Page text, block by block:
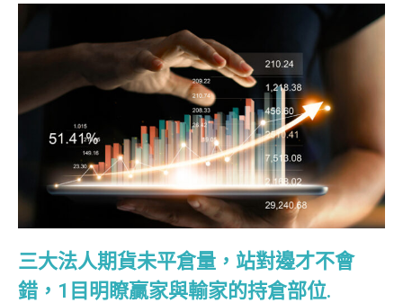
三大法人期貨未平倉量，站對邊才不會
錯，1目明瞭贏家與輸家的持倉部位.